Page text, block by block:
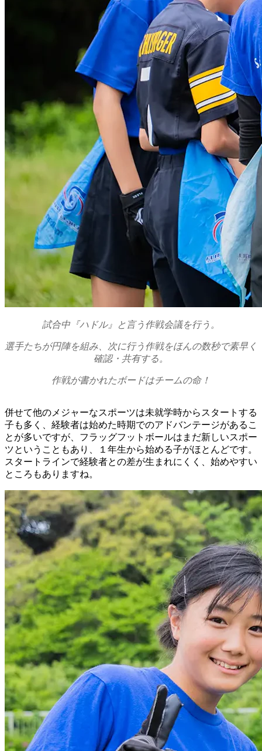
試合中『ハドル』と言う作戦会議を行う。
選手たちが円陣を組み、次に行う作戦をほんの数秒で素早く
確認・共有する。
作戦が書かれたボードはチームの命！
併せて他のメジャーなスポーツは未就学時からスタートする
子も多く、経験者は始めた時期でのアドバンテージがあるこ
とが多いですが、フラッグフットボールはまだ新しいスポー
ツということもあり、１年生から始める子がほとんどです。
スタートラインで経験者との差が生まれにくく、始めやすい
ところもありますね。